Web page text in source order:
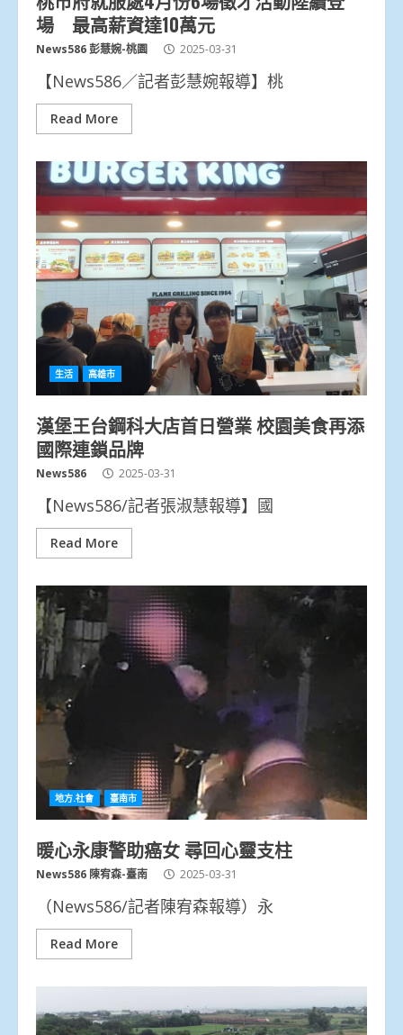
場 最高薪資達10萬元
News586 彭慧婉-桃園 2025-03-31
【News586／記者彭慧婉報導】桃
Read More
生活 高雄市
漢堡王台鋼科大店首日營業 校園美食再添
國際連鎖品牌
News586 2025-03-31
【News586/記者張淑慧報導】國
Read More
地方.社會 臺南市
暖心永康警助癌女 尋回心靈支柱
News586 陳宥森-臺南 2025-03-31
（News586/記者陳宥森報導）永
Read More